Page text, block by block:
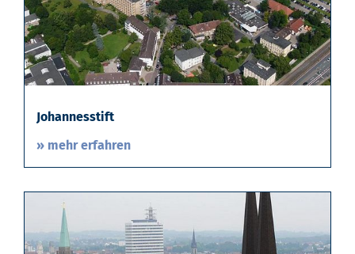
Johannesstift
» mehr erfahren